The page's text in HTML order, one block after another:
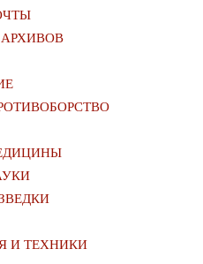
И ТЕХНИКИ